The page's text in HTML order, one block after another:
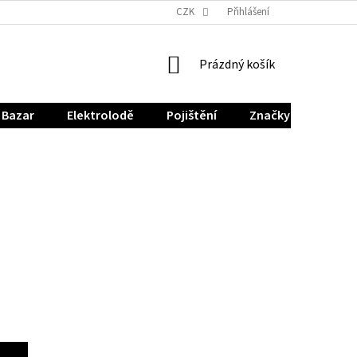
CZK Přihlášení
NÁKUPNÍ
Prázdný košík
Bazar Elektrolodě Pojištění Značky